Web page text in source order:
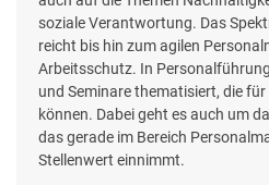
soziale Verantwortung. Das
reicht bis hin zum agilen
Arbeitsschutz. In
und Seminare thematisiert, die für
können. Dabei geht es auch um
das gerade im Bereich
Stellenwert einnimmt.